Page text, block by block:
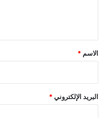
*
الاسم *
البريد الإلكتروني*